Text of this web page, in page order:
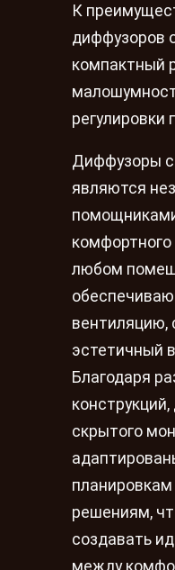
К
диффузоров
компактный
регулировки
Диффузоры
являются
любом
вентиляцию,
эстетичный
Благодаря
скрытого
решениям,
создавать